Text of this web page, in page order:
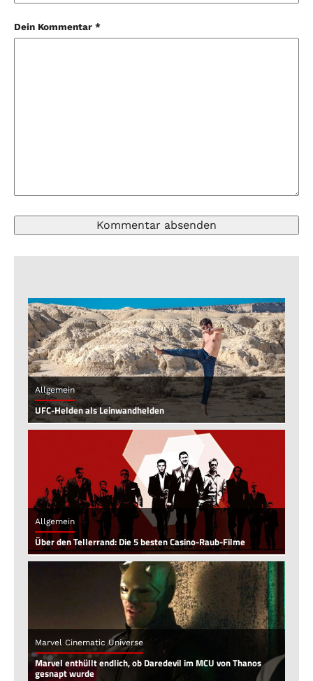
Dein Kommentar *
Allgemein
UFC-Helden als Leinwandhelden
Allgemein
Über den Tellerrand: Die 5 besten Casino-Raub-Filme
Marvel Cinematic Universe
Marvel enthüllt endlich, ob Daredevil im MCU von Thanos
gesnapt wurde